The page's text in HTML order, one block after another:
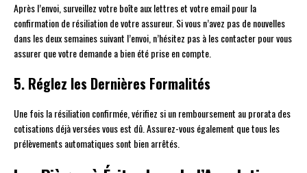
Après l’envoi, surveillez votre boîte aux lettres et votre email pour la
confirmation de résiliation de votre assureur. Si vous n’avez pas de nouvelles
dans les deux semaines suivant l’envoi, n’hésitez pas à les contacter pour vous
assurer que votre demande a bien été prise en compte.
5. Réglez les Dernières Formalités
Une fois la résiliation confirmée, vérifiez si un remboursement au prorata des
cotisations déjà versées vous est dû. Assurez-vous également que tous les
prélèvements automatiques sont bien arrêtés.